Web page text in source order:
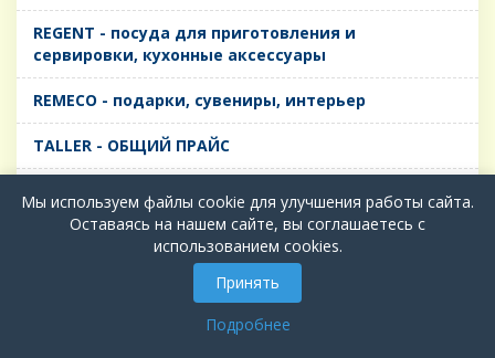
REGENT - посуда для приготовления и
сервировки, кухонные аксессуары
REMECO - подарки, сувениры, интерьер
TALLER - ОБЩИЙ ПРАЙС
TIMA - посуда для приготовления и сервировки,
кухонные аксессуары
БИОСТАЛЬ - ТЕРМОСА
Мы используем файлы cookie для улучшения работы сайта.
Оставаясь на нашем сайте, вы соглашаетесь с
использованием cookies.
Принять
Подробнее